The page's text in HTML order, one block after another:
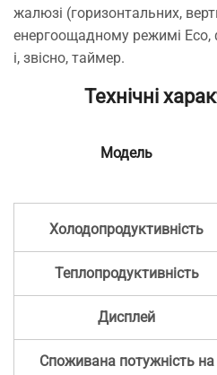
жалюзі (горизонтальних,
енергоощадному режимі Eco,
і, звісно, таймер.
Технічні
Модель
Холодопродуктивність
Теплопродуктивність
Дисплей
Споживана потужність на